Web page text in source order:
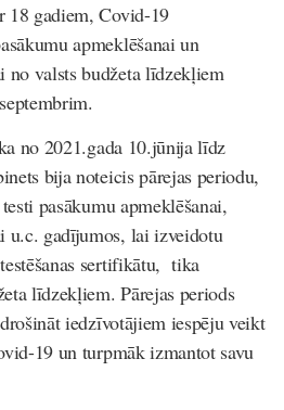
18 gadiem, Covid-19
apmeklēšanai un
no valsts budžeta līdzekļiem
no 2021.gada 10.jūnija līdz
bija noteicis pārejas periodu,
pasākumu apmeklēšanai,
u.c. gadījumos, lai izveidotu
sertifikātu, tika
līdzekļiem. Pārejas periods
iedzīvotājiem iespēju veikt
19 un turpmāk izmantot savu